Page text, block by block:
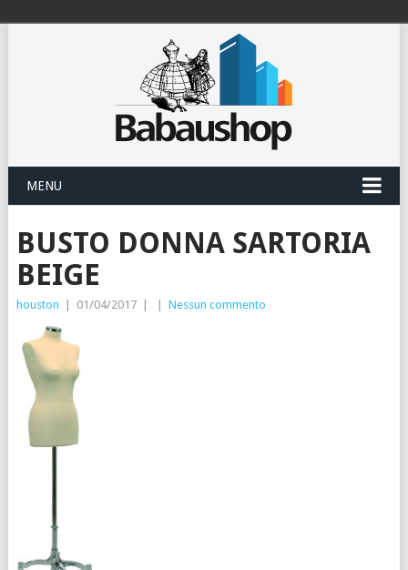
MENU
BUSTO DONNA SARTORIA
BEIGE
houston 01/04/2017 Nessun commento